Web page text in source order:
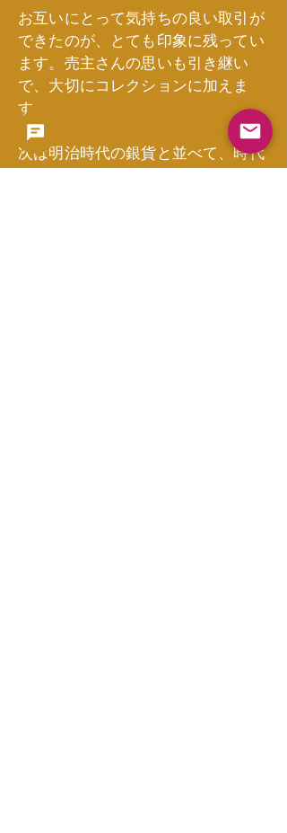
お互いにとって気持ちの良い取引が
できたのが、とても印象に残ってい
ます。売主さんの思いも引き継い
で、大切にコレクションに加えま
す。
次は明治時代の銀貨と並べて、時代
ごとの変遷を楽しみたいですね📚✨